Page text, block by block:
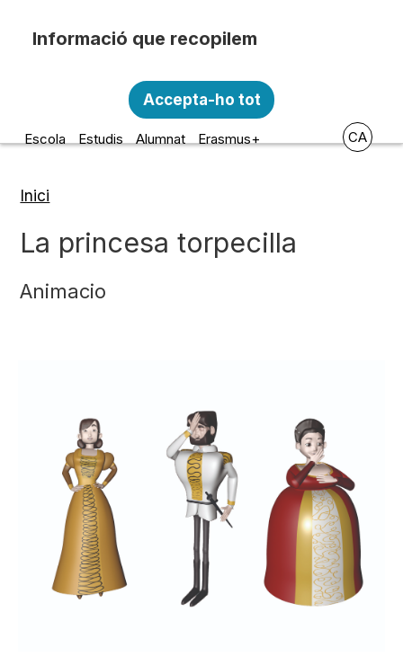
Escola d'Art i Disseny de la
Diputació a Tarragona
Escola Estudis Alumnat Erasmus+ CA
d'ariadna
Inici
La princesa torpecilla
Animacio
personal amb les següents finalitats:
Funcionalitat, Analítica.
Accepta-ho tot